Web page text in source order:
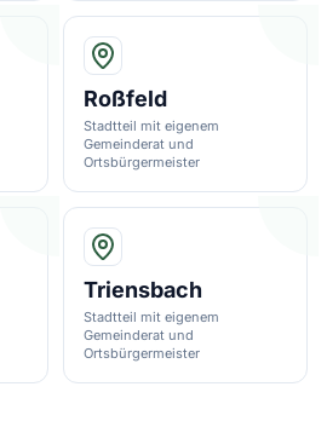
Roßfeld
Stadtteil mit eigenem
Gemeinderat und
Ortsbürgermeister
Triensbach
Stadtteil mit eigenem
Gemeinderat und
Ortsbürgermeister